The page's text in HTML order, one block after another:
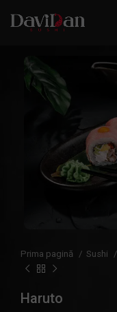
Prima pagină Sushi
Haruto